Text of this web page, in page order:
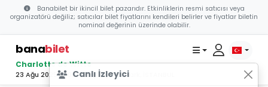
Banabilet bir ikincil bilet pazarıdır. Etkinliklerin resmi satıcısı veya
organizatörü değiliz; satıcılar bilet fiyatlarını kendileri belirler ve fiyatlar biletin
nominal değerinin üzerinde olabilir.
banabilet
Charlotte de Witte
23 Ağu 2025 17:00 - Küçükçiftlik Park, İSTANBUL
Canlı İzleyici